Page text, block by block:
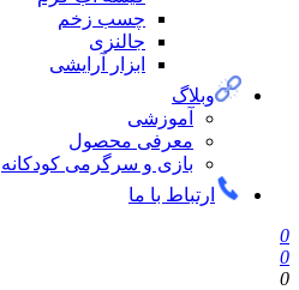
چسب زخم
جالنزی
ابزار آرایشی
وبلاگ
آموزشی
معرفی محصول
بازی و سرگرمی کودکانه
ارتباط با ما
0
0
0